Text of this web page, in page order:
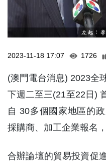
2023-11-18 17:07 1726
(澳門電台消息) 2023全
下週二至三(21至22日)
自 30多個國家地區的
採購商、加工企業報名
合辦論壇的貿易投資促